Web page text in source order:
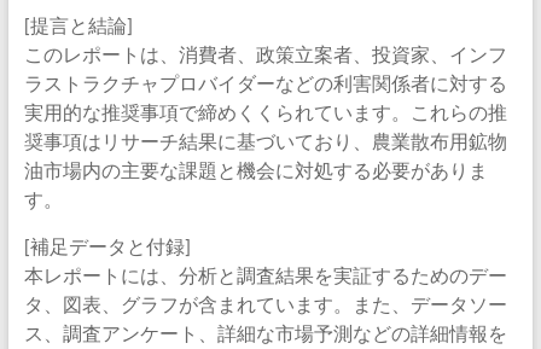
[提言と結論]
このレポートは、消費者、政策立案者、投資家、インフ
ラストラクチャプロバイダーなどの利害関係者に対する
実用的な推奨事項で締めくくられています。これらの推
奨事項はリサーチ結果に基づいており、農業散布用鉱物
油市場内の主要な課題と機会に対処する必要がありま
す。
[補足データと付録]
本レポートには、分析と調査結果を実証するためのデー
タ、図表、グラフが含まれています。また、データソー
ス、調査アンケート、詳細な市場予測などの詳細情報を